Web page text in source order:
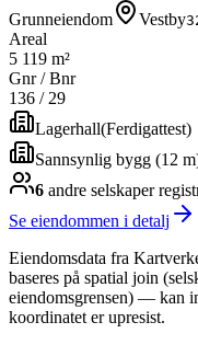
Grunneiendom
Vestby
Areal
5 119 m²
Gnr / Bnr
136 /29
Lagerhall(Ferdigattest)
Sannsynlig bygg (12
6 andre selskaper
Se eiendommen i detalj
Eiendomsdata fra
baseres på spatial join
eiendomsgrensen) — kan
koordinatet er upresist.